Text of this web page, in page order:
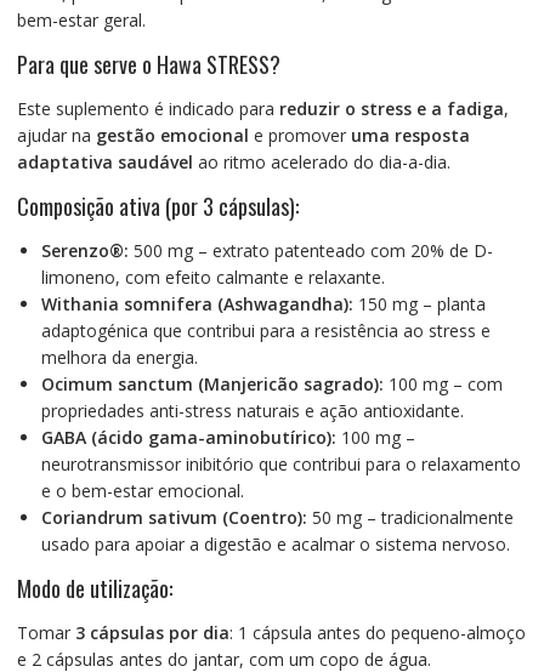
bem-estar geral.
Para que serve o Hawa STRESS?
Este suplemento é indicado para reduzir o stress e a fadiga,
ajudar na gestão emocional e promover uma resposta
adaptativa saudável ao ritmo acelerado do dia-a-dia.
Composição ativa (por 3 cápsulas):
Serenzo®: 500 mg – extrato patenteado com 20% de D-
limoneno, com efeito calmante e relaxante.
Withania somnifera (Ashwagandha): 150 mg – planta
adaptogénica que contribui para a resistência ao stress e
melhora da energia.
Ocimum sanctum (Manjericão sagrado): 100 mg – com
propriedades anti-stress naturais e ação antioxidante.
GABA (ácido gama-aminobutírico): 100 mg –
neurotransmissor inibitório que contribui para o relaxamento
e o bem-estar emocional.
Coriandrum sativum (Coentro): 50 mg – tradicionalmente
usado para apoiar a digestão e acalmar o sistema nervoso.
Modo de utilização:
Tomar 3 cápsulas por dia: 1 cápsula antes do pequeno-almoço
e 2 cápsulas antes do jantar, com um copo de água.